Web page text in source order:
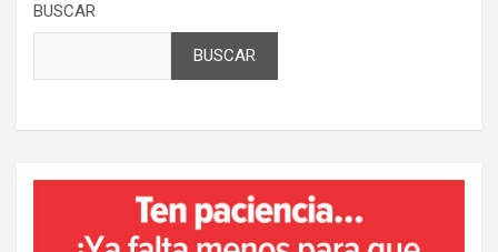
BUSCAR
BUSCAR